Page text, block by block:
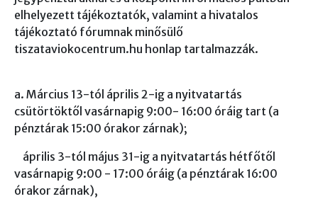
elhelyezett tájékoztatók, valamint a hivatalos
tájékoztató fórumnak minősülő
tiszataviokocentrum.hu honlap tartalmazzák.
a. Március 13-tól április 2-ig a nyitvatartás
csütörtöktől vasárnapig 9:00- 16:00 óráig tart (a
pénztárak 15:00 órakor zárnak);
április 3-tól május 31-ig a nyitvatartás hétfőtől
vasárnapig 9:00 - 17:00 óráig (a pénztárak 16:00
órakor zárnak),